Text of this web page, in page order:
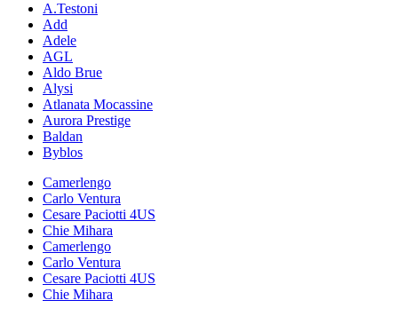
A.Testoni
Add
Adele
AGL
Aldo Brue
Alysi
Atlanata Mocassine
Aurora Prestige
Baldan
Byblos
Camerlengo
Carlo Ventura
Cesare Paciotti 4US
Chie Mihara
Camerlengo
Carlo Ventura
Cesare Paciotti 4US
Chie Mihara